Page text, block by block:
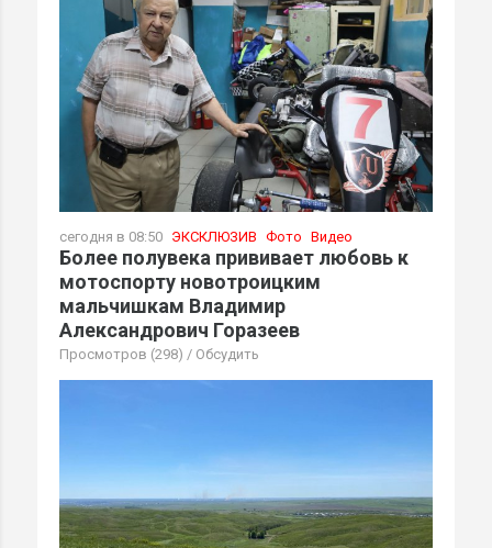
сегодня в 08:50 ЭКСКЛЮЗИВ Фото Видео
Более полувека прививает любовь к
мотоспорту новотроицким
мальчишкам Владимир
Александрович Горазеев
Просмотров (298) / Обсудить